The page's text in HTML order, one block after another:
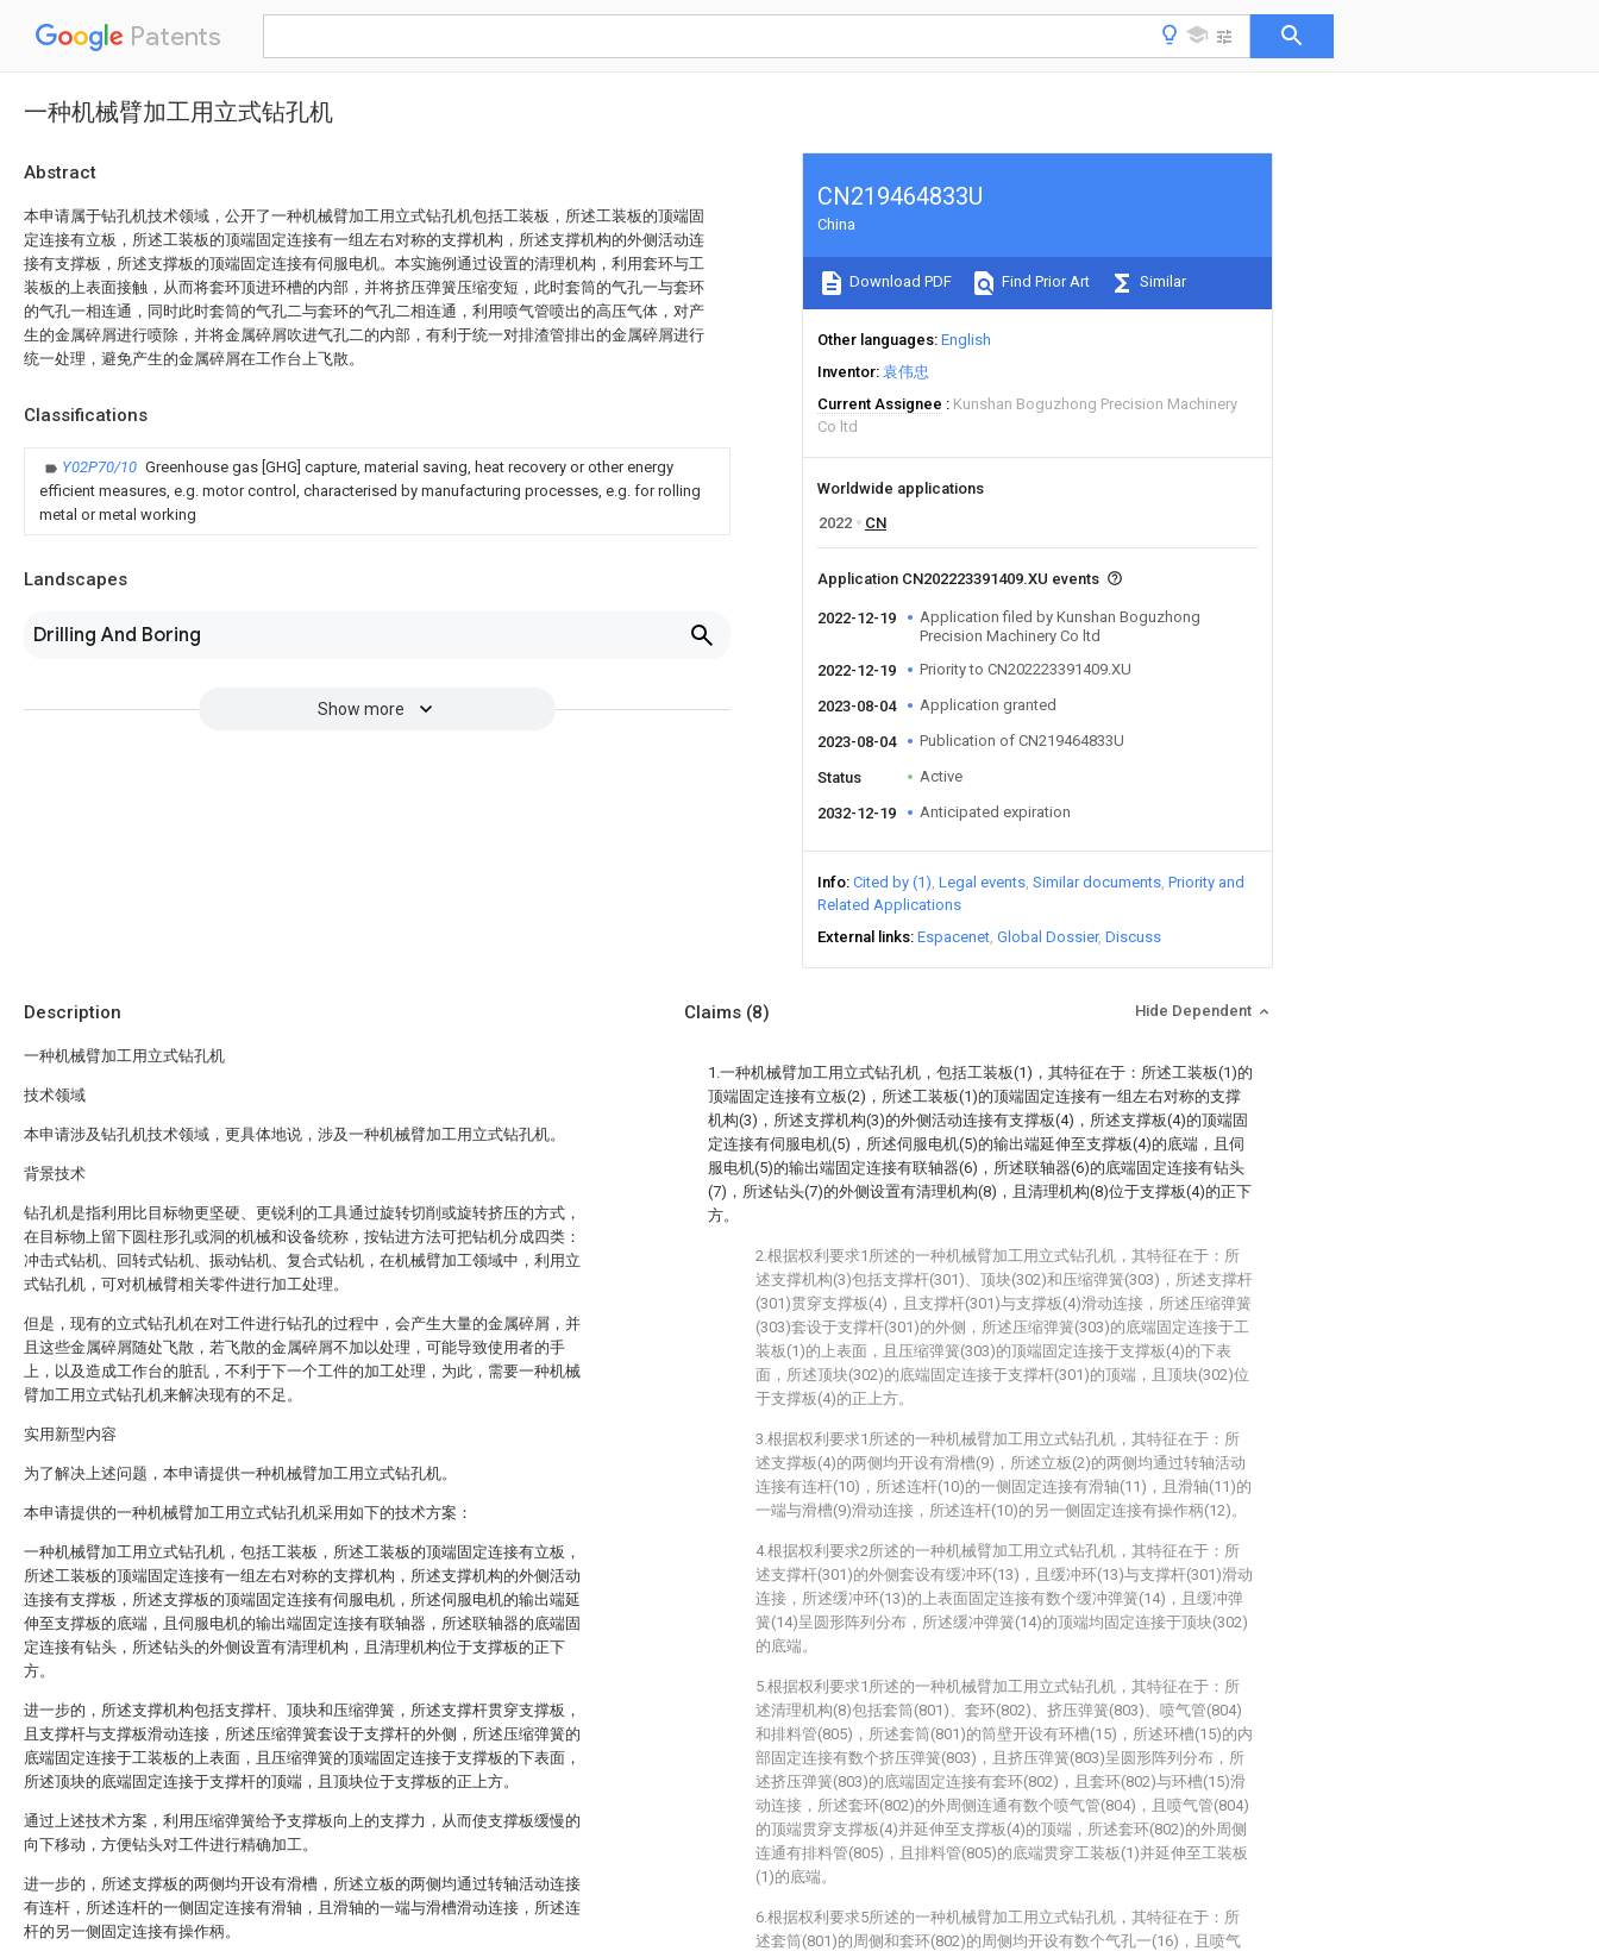
Patents
一种机械臂加工用立式钻孔机
Abstract
本申请属于钻孔机技术领域，公开了一种机械臂加工用立式钻孔机包括工装板，所述工装板的顶端固
定连接有立板，所述工装板的顶端固定连接有一组左右对称的支撑机构，所述支撑机构的外侧活动连
接有支撑板，所述支撑板的顶端固定连接有伺服电机。本实施例通过设置的清理机构，利用套环与工
装板的上表面接触，从而将套环顶进环槽的内部，并将挤压弹簧压缩变短，此时套筒的气孔一与套环
的气孔一相连通，同时此时套筒的气孔二与套环的气孔二相连通，利用喷气管喷出的高压气体，对产
生的金属碎屑进行喷除，并将金属碎屑吹进气孔二的内部，有利于统一对排渣管排出的金属碎屑进行
统一处理，避免产生的金属碎屑在工作台上飞散。
Classifications
Y02P70/10 Greenhouse gas [GHG] capture, material saving, heat recovery or other energy
efficient measures, e.g. motor control, characterised by manufacturing processes, e.g. for rolling
metal or metal working
Landscapes
Drilling And Boring
Show more
CN219464833U
China
Download PDF Find Prior Art Similar
Other languages English
Inventor 袁伟忠
Current Assignee
Kunshan Boguzhong Precision Machinery
Co ltd
Worldwide applications
2022
CN
Application CN202223391409.XU events
2022-12-19
Application filed by Kunshan Boguzhong
Precision Machinery Co ltd
2022-12-19
Priority to CN202223391409.XU
2023-08-04 Application granted
2023-08-04 Publication of CN219464833U
Status Active
2032-12-19 Anticipated expiration
Info Cited by (1) Legal events Similar documents Priority and
Related Applications
External links Espacenet Global Dossier Discuss
Description
一种机械臂加工用立式钻孔机
技术领域
本申请涉及钻孔机技术领域，更具体地说，涉及一种机械臂加工用立式钻孔机。
背景技术
钻孔机是指利用比目标物更坚硬、更锐利的工具通过旋转切削或旋转挤压的方式，
在目标物上留下圆柱形孔或洞的机械和设备统称，按钻进方法可把钻机分成四类：
冲击式钻机、回转式钻机、振动钻机、复合式钻机，在机械臂加工领域中，利用立
式钻孔机，可对机械臂相关零件进行加工处理。
但是，现有的立式钻孔机在对工件进行钻孔的过程中，会产生大量的金属碎屑，并
且这些金属碎屑随处飞散，若飞散的金属碎屑不加以处理，可能导致使用者的手
上，以及造成工作台的脏乱，不利于下一个工件的加工处理，为此，需要一种机械
臂加工用立式钻孔机来解决现有的不足。
实用新型内容
为了解决上述问题，本申请提供一种机械臂加工用立式钻孔机。
本申请提供的一种机械臂加工用立式钻孔机采用如下的技术方案：
一种机械臂加工用立式钻孔机，包括工装板，所述工装板的顶端固定连接有立板，
所述工装板的顶端固定连接有一组左右对称的支撑机构，所述支撑机构的外侧活动
连接有支撑板，所述支撑板的顶端固定连接有伺服电机，所述伺服电机的输出端延
伸至支撑板的底端，且伺服电机的输出端固定连接有联轴器，所述联轴器的底端固
定连接有钻头，所述钻头的外侧设置有清理机构，且清理机构位于支撑板的正下
方。
进一步的，所述支撑机构包括支撑杆、顶块和压缩弹簧，所述支撑杆贯穿支撑板，
且支撑杆与支撑板滑动连接，所述压缩弹簧套设于支撑杆的外侧，所述压缩弹簧的
底端固定连接于工装板的上表面，且压缩弹簧的顶端固定连接于支撑板的下表面，
所述顶块的底端固定连接于支撑杆的顶端，且顶块位于支撑板的正上方。
通过上述技术方案，利用压缩弹簧给予支撑板向上的支撑力，从而使支撑板缓慢的
向下移动，方便钻头对工件进行精确加工。
进一步的，所述支撑板的两侧均开设有滑槽，所述立板的两侧均通过转轴活动连接
有连杆，所述连杆的一侧固定连接有滑轴，且滑轴的一端与滑槽滑动连接，所述连
杆的另一侧固定连接有操作柄。
Claims (8) Hide Dependent
1.一种机械臂加工用立式钻孔机，包括工装板(1)，其特征在于：所述工装板(1)的
顶端固定连接有立板(2)，所述工装板(1)的顶端固定连接有一组左右对称的支撑
机构(3)，所述支撑机构(3)的外侧活动连接有支撑板(4)，所述支撑板(4)的顶端固
定连接有伺服电机(5)，所述伺服电机(5)的输出端延伸至支撑板(4)的底端，且伺
服电机(5)的输出端固定连接有联轴器(6)，所述联轴器(6)的底端固定连接有钻头
(7)，所述钻头(7)的外侧设置有清理机构(8)，且清理机构(8)位于支撑板(4)的正下
方。
2.根据权利要求1所述的一种机械臂加工用立式钻孔机，其特征在于：所
述支撑机构(3)包括支撑杆(301)、顶块(302)和压缩弹簧(303)，所述支撑杆
(301)贯穿支撑板(4)，且支撑杆(301)与支撑板(4)滑动连接，所述压缩弹簧
(303)套设于支撑杆(301)的外侧，所述压缩弹簧(303)的底端固定连接于工
装板(1)的上表面，且压缩弹簧(303)的顶端固定连接于支撑板(4)的下表
面，所述顶块(302)的底端固定连接于支撑杆(301)的顶端，且顶块(302)位
于支撑板(4)的正上方。
3.根据权利要求1所述的一种机械臂加工用立式钻孔机，其特征在于：所
述支撑板(4)的两侧均开设有滑槽(9)，所述立板(2)的两侧均通过转轴活动
连接有连杆(10)，所述连杆(10)的一侧固定连接有滑轴(11)，且滑轴(11)的
一端与滑槽(9)滑动连接，所述连杆(10)的另一侧固定连接有操作柄(12)。
4.根据权利要求2所述的一种机械臂加工用立式钻孔机，其特征在于：所
述支撑杆(301)的外侧套设有缓冲环(13)，且缓冲环(13)与支撑杆(301)滑动
连接，所述缓冲环(13)的上表面固定连接有数个缓冲弹簧(14)，且缓冲弹
簧(14)呈圆形阵列分布，所述缓冲弹簧(14)的顶端均固定连接于顶块(302)
的底端。
5.根据权利要求1所述的一种机械臂加工用立式钻孔机，其特征在于：所
述清理机构(8)包括套筒(801)、套环(802)、挤压弹簧(803)、喷气管(804)
和排料管(805)，所述套筒(801)的筒壁开设有环槽(15)，所述环槽(15)的内
部固定连接有数个挤压弹簧(803)，且挤压弹簧(803)呈圆形阵列分布，所
述挤压弹簧(803)的底端固定连接有套环(802)，且套环(802)与环槽(15)滑
动连接，所述套环(802)的外周侧连通有数个喷气管(804)，且喷气管(804)
的顶端贯穿支撑板(4)并延伸至支撑板(4)的顶端，所述套环(802)的外周侧
连通有排料管(805)，且排料管(805)的底端贯穿工装板(1)并延伸至工装板
(1)的底端。
6.根据权利要求5所述的一种机械臂加工用立式钻孔机，其特征在于：所
述套筒(801)的周侧和套环(802)的周侧均开设有数个气孔一(16)，且喷气